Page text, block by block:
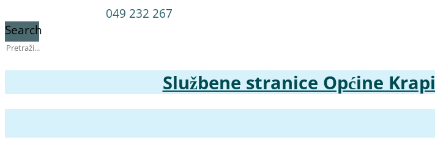
do
sadržaja
049 232 267
Search
Službene stranice Općine